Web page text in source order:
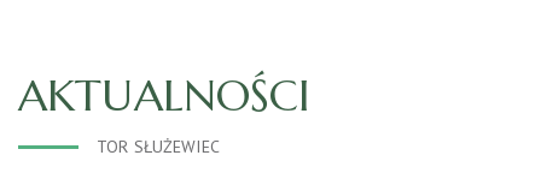
AKTUALNOŚCI
TOR SŁUŻEWIEC